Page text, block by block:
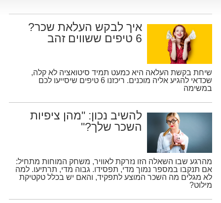
ניהול החיפושים שלי
רכישת AllJobs VIP
כמה אתם שווים?
קורסים אונליין
קורסים אונליין
שדרוג קורות חיים
שאלות נפוצות
איך לבקש העלאת שכר?
6 טיפים ששווים זהב
שיחת בקשת העלאה היא כמעט תמיד סיטואציה לא קלה,
שכדאי להגיע אליה מוכנים. ריכזנו 6 טיפים שיסייעו לכם
במשימה
להשיב נכון: "מהן ציפיות
השכר שלך?"
מהרגע שבו השאלה הזו נזרקת לאוויר, משחק המוחות מתחיל:
אם תנקבו במספר נמוך מדי, תפסידו. גבוה מדי, תרתיעו. למה
לא מגלים מה השכר המוצע לתפקיד, והאם יש בכלל טקטיקת
מילוט?